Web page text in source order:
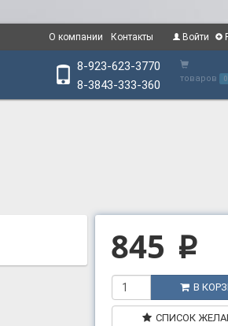
Войти
О компании Контакты
8-923-623-3770
8-3843-333-360
товаров 0
845 p
В
СПИСОК